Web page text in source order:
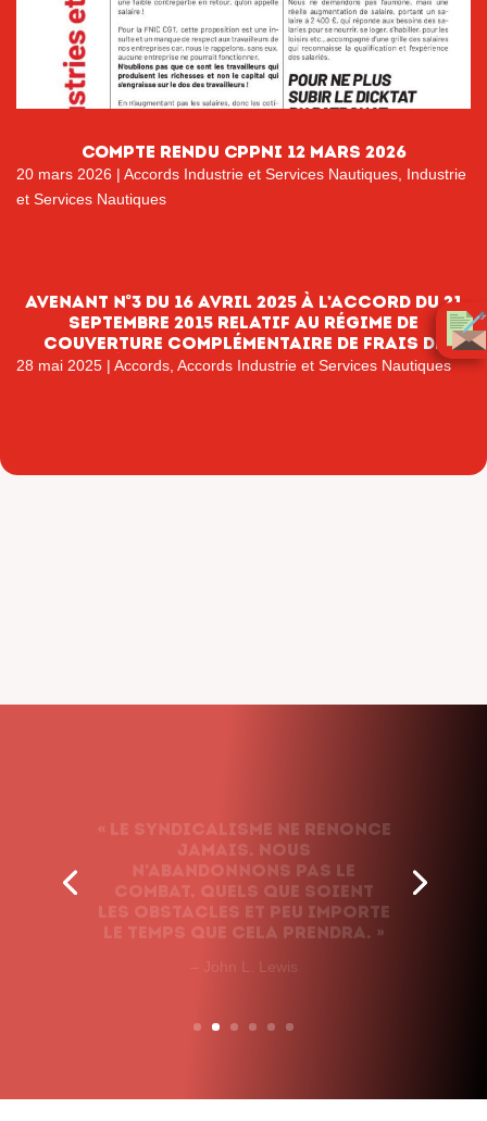
COMPTE RENDU CPPNI 12 MARS 2026
20 mars 2026 | Accords Industrie et Services Nautiques Industrie
et Services Nautiques
Avenant n°3 du 16 avril 2025 à l’accord du 21
septembre 2015 relatif au régime de
couverture complémentaire de frais de
santé de la convention collective
28 mai 2025 | Accords Accords Industrie et Services Nautiques
jamais. Nous
n’abandonnons pas le
combat, quels que soient
les obstacles et peu importe
le temps que cela prendra. »